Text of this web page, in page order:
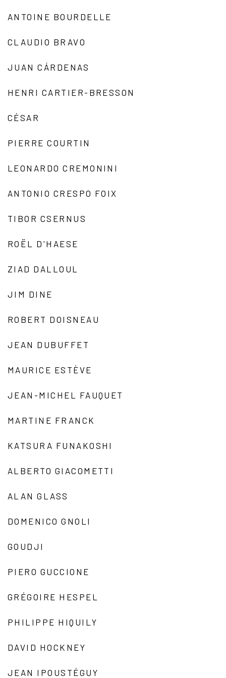
ANTOINE BOURDELLE
CLAUDIO BRAVO
JUAN CÁRDENAS
HENRI CARTIER-BRESSON
CÉSAR
PIERRE COURTIN
LEONARDO CREMONINI
ANTONIO CRESPO FOIX
TIBOR CSERNUS
ROËL D'HAESE
ZIAD DALLOUL
JIM DINE
ROBERT DOISNEAU
JEAN DUBUFFET
MAURICE ESTÈVE
JEAN-MICHEL FAUQUET
MARTINE FRANCK
KATSURA FUNAKOSHI
ALBERTO GIACOMETTI
ALAN GLASS
DOMENICO GNOLI
GOUDJI
PIERO GUCCIONE
GRÉGOIRE HESPEL
PHILIPPE HIQUILY
DAVID HOCKNEY
JEAN IPOUSTÉGUY